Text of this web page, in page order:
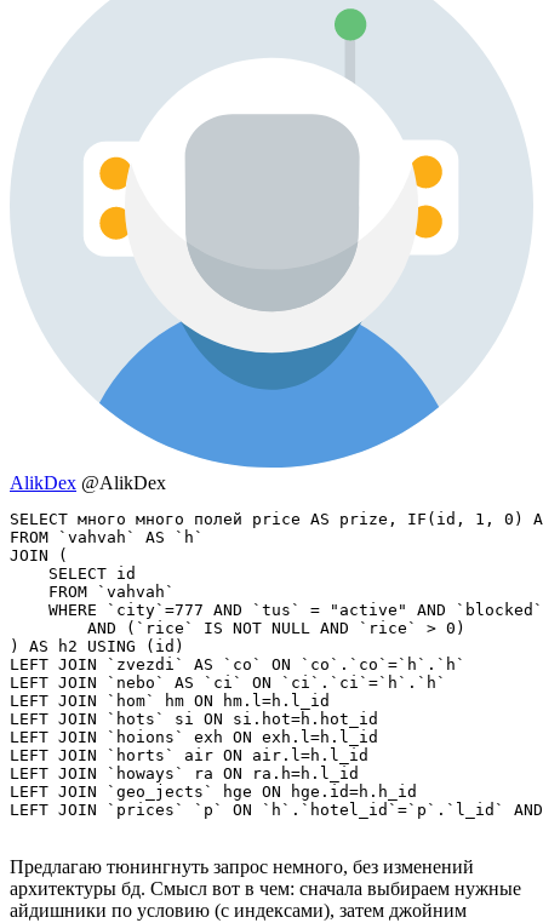
AlikDex @AlikDex
SELECT много много полей price AS prize, IF(id, 1, 0)
FROM `vahvah` AS `h`
JOIN (
    SELECT id
    FROM `vahvah`
WHERE `city`=777 AND `tus` = "active" AND
        AND (`rice` IS NOT NULL AND `rice` > 0)
) AS h2 USING (id)
LEFT JOIN `zvezdi` AS `co` ON `co`.`co`=`h`.`h`
LEFT JOIN `nebo` AS `ci` ON `ci`.`ci`=`h`.`h`
LEFT JOIN `hom` hm ON hm.l=h.l_id
LEFT JOIN `hots` si ON si.hot=h.hot_id
LEFT JOIN `hoions` exh ON exh.l=h.l_id
LEFT JOIN `horts` air ON air.l=h.l_id
LEFT JOIN `howays` ra ON ra.h=h.l_id
LEFT JOIN `geo_jects` hge ON hge.id=h.h_id
LEFT JOIN `prices` `p` ON `h`.`hotel_id`=`p`.`l_id` AND
Предлагаю тюнингнуть запрос немного, без изменений
архитектуры бд. Смысл вот в чем: сначала выбираем нужные
айдишники по условию (с индексами), затем джойним